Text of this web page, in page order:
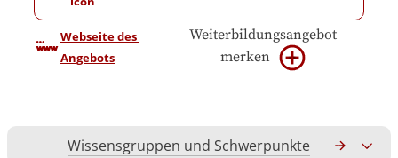
Webseite des
Angebots
Weiterbildungsangebot
merken
Wissensgruppen und Schwerpunkte